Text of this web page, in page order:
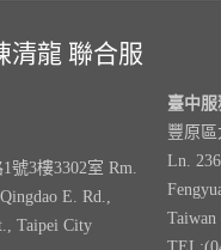
清龍 聯合服
號3樓3302室 Rm.
E. Rd.,
Taipei City
臺中
豐原區
Ln.